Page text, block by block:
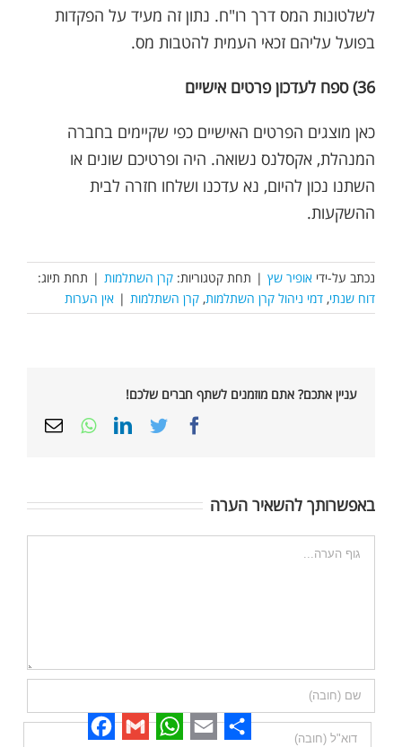
לשלטונות המס דרך רו"ח. נתון זה מעיד על הפקדות
בפועל עליהם זכאי העמית להטבות מס.
36) ספח לעדכון פרטים אישיים
כאן מוצגים הפרטים האישיים כפי שקיימים בחברה
המנהלת, אקסלנס נשואה. היה ופרטיכם שונים או
השתנו נכון להיום, נא עדכנו ושלחו חזרה לבית
ההשקעות.
נכתב על-ידי אופיר שץ | תחת קטגוריות: קרן השתלמות | תחת תיוג:
דוח שנתי, דמי ניהול קרן השתלמות, קרן השתלמות | אין הערות
עניין אתכם? אתם מוזמנים לשתף חברים שלכם!
Facebook
Twitter
LinkedIn
Whatsapp
Email
באפשרותך להשאיר הערה
הערה
FacebookGmail
WhatsAppEmailShare